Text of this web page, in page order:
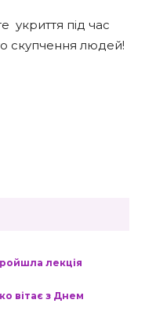
укриття під час
скупчення людей!
лекція
вітає з Днем